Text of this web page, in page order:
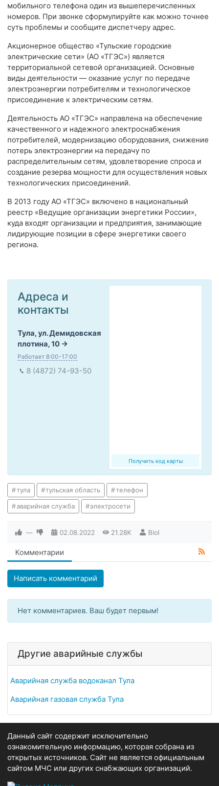
мобильного телефона один из вышеперечисленных
номеров. При звонке сформулируйте как можно точнее
суть проблемы и сообщите диспетчеру адрес.
Акционерное общество «Тульские городские
электрические сети» (АО «ТГЭС») является
территориальной сетевой организацией. Основные
виды деятельности — оказание услуг по передаче
электроэнергии потребителям и технологическое
присоединение к электрическим сетям.
Деятельность АО «ТГЭС» направлена на обеспечение
качественного и надежного электроснабжения
потребителей, модернизацию оборудования, снижение
потерь электроэнергии на передачу по
распределительным сетям, удовлетворение спроса и
создание резерва мощности для осуществления новых
технологических присоединений.
В 2013 году АО «ТГЭС» включено в национальный
реестр «Ведущие организации энергетики России»,
куда входят организации и предприятия, занимающие
лидирующие позиции в сфере энергетики своего
региона.
Получить код карты
Адреса и
контакты
Тула, ул. Демидовская
плотина, 10
Работает 8:00-17:00
8 (4872) 74-93-50
тула тульская область телефон
аварийная служба электросети
— 02.08.2022 21.28K Biol
Комментарии
Написать комментарий
Нет комментариев. Ваш будет первым!
Другие аварийные службы
Аварийная служба водоканал Тула
Аварийная газовая служба Тула
Данный сайт содержит исключительно
ознакомительную информацию, которая собрана из
открытых источников. Сайт не является официальным
сайтом МЧС или других снабжающих организаций.